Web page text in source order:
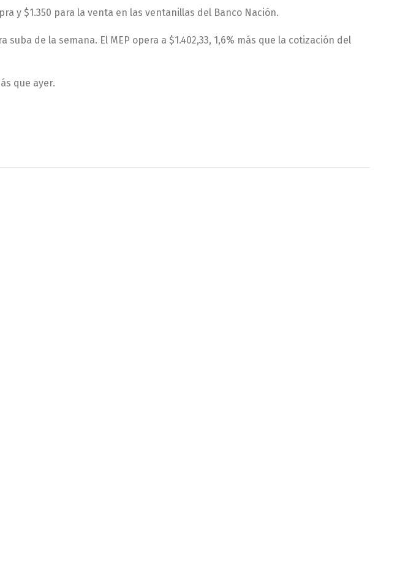
y $1.350 para la venta en las ventanillas del Banco Nación.
de la semana. El MEP opera a $1.402,33, 1,6% más que la cotización del
que ayer.